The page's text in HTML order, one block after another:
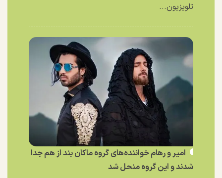
تلویزیون...
امیر و رهام خواننده‌های گروه ماکان بند از هم جدا
شدند و این گروه منحل شد